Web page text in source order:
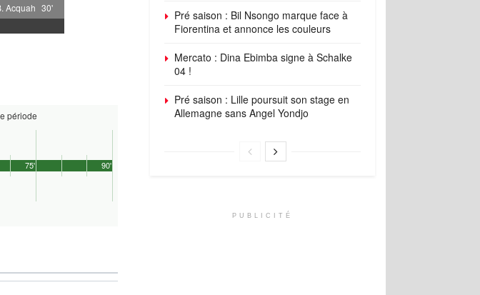
Acquah 30'
période
90'
75'
Pré saison : Bil Nsongo marque face à
Fiorentina et annonce les couleurs
Mercato : Dina Ebimba signe à Schalke
04 !
Pré saison : Lille poursuit son stage en
Allemagne sans Angel Yondjo
PUBLICITÉ